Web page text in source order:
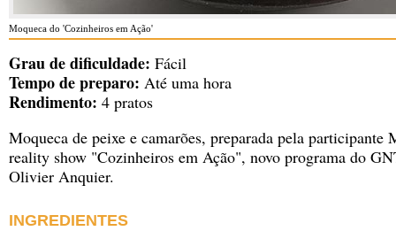
Moqueca do 'Cozinheiros em Ação'
Grau de dificuldade: Fácil
Tempo de preparo: Até uma hora
Rendimento: 4 pratos
Moqueca de peixe e camarões, preparada pela participante
reality show "Cozinheiros em Ação", novo programa do
Olivier Anquier.
INGREDIENTES